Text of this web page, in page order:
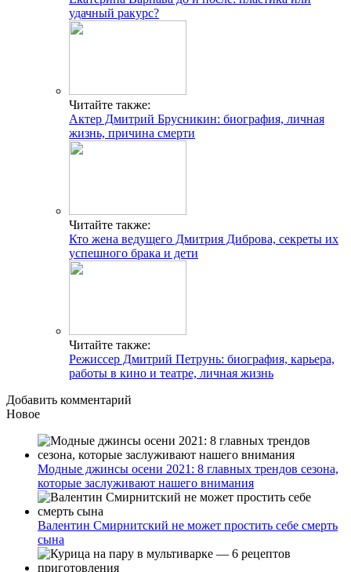
удачный ракурс?
Читайте также:
Актер Дмитрий Брусникин: биография, личная
жизнь, причина смерти
Читайте также:
Кто жена ведущего Дмитрия Диброва, секреты их
успешного брака и дети
Читайте также:
Режиссер Дмитрий Петрунь: биография, карьера,
работы в кино и театре, личная жизнь
Добавить комментарий
Новое
Модные джинсы осени 2021: 8 главных трендов сезона,
которые заслуживают нашего внимания
Валентин Смирнитский не может простить себе смерть
сына